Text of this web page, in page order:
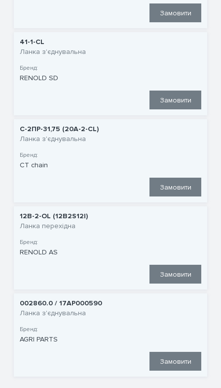
Замовити
41-1-CL
Ланка з'єднувальна
Бренд:
RENOLD SD
Замовити
С-2ПР-31,75 (20A-2-CL)
Ланка з'єднувальна
Бренд:
CT chain
Замовити
12B-2-OL (12B2S12I)
Ланка перехідна
Бренд:
RENOLD AS
Замовити
002860.0 / 17AP000590
Ланка з'єднувальна
Бренд:
AGRI PARTS
Замовити